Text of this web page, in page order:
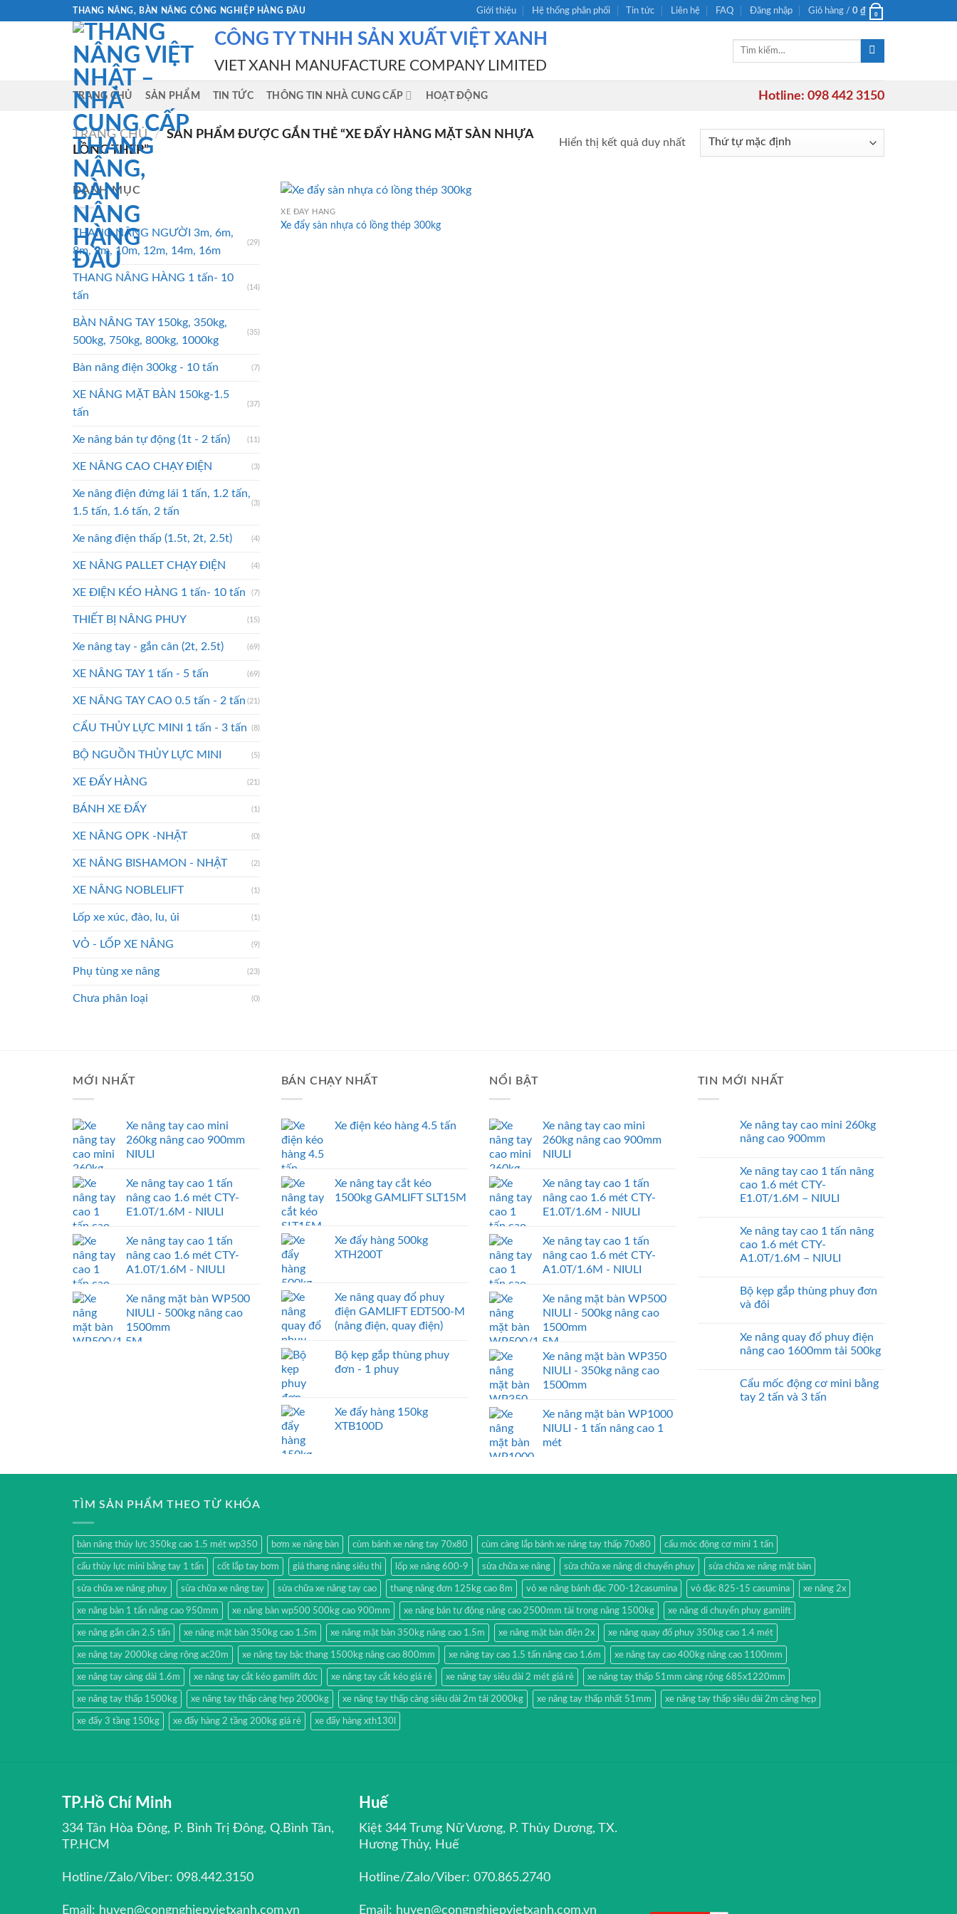
THANG NÂNG, BÀN NÂNG CÔNG NGHIỆP HÀNG ĐẦU Giới thiệu Hệ thống phân phối Tin tức Liên hệ FAQ Đăng nhập Giỏ hàng / 0 ₫ 0
CÔNG TY TNHH SẢN XUẤT VIỆT XANH
VIET XANH MANUFACTURE COMPANY LIMITED
Tìm
TRANG CHỦ SẢN PHẨM TIN TỨC THÔNG TIN NHÀ CUNG CẤP HOẠT ĐỘNG Hotline: 098 442 3150
TRANG CHỦ / SẢN PHẨM ĐƯỢC GẮN THẺ “XE ĐẨY HÀNG MẶT SÀN NHỰA
LỒNG THÉP”
Hiển thị kết quả duy nhất
DANH MỤC
THANG NÂNG NGƯỜI 3m, 6m,
8m, 9m, 10m, 12m, 14m, 16m
(29)
THANG NÂNG HÀNG 1 tấn- 10
tấn
(14)
BÀN NÂNG TAY 150kg, 350kg,
500kg, 750kg, 800kg, 1000kg
(35)
Bàn nâng điện 300kg - 10 tấn (7)
XE NÂNG MẶT BÀN 150kg-1.5
tấn
(37)
Xe nâng bán tự động (1t - 2 tấn) (11)
XE NÂNG CAO CHẠY ĐIỆN (3)
Xe nâng điện đứng lái 1 tấn, 1.2 tấn,
1.5 tấn, 1.6 tấn, 2 tấn
(3)
Xe nâng điện thấp (1.5t, 2t, 2.5t) (4)
XE NÂNG PALLET CHẠY ĐIỆN (4)
XE ĐIỆN KÉO HÀNG 1 tấn- 10 tấn (7)
THIẾT BỊ NÂNG PHUY (15)
Xe nâng tay - gắn cân (2t, 2.5t) (69)
XE NÂNG TAY 1 tấn - 5 tấn (69)
XE NÂNG TAY CAO 0.5 tấn - 2 tấn (21)
CẨU THỦY LỰC MINI 1 tấn - 3 tấn (8)
BỘ NGUỒN THỦY LỰC MINI (5)
XE ĐẨY HÀNG (21)
BÁNH XE ĐẨY (1)
XE NÂNG OPK -NHẬT (0)
XE NÂNG BISHAMON - NHẬT (2)
XE NÂNG NOBLELIFT (1)
Lốp xe xúc, đào, lu, ủi (1)
VỎ - LỐP XE NÂNG (9)
Phụ tùng xe nâng (23)
Chưa phân loại (0)
XE ĐẨY HÀNG
Xe đẩy sàn nhựa có lồng thép 300kg
MỚI NHẤT
Xe nâng tay cao mini
260kg nâng cao 900mm
NIULI
Xe nâng tay cao 1 tấn
nâng cao 1.6 mét CTY-
E1.0T/1.6M - NIULI
Xe nâng tay cao 1 tấn
nâng cao 1.6 mét CTY-
A1.0T/1.6M - NIULI
Xe nâng mặt bàn WP500
NIULI - 500kg nâng cao
1500mm
BÁN CHẠY NHẤT
Xe điện kéo hàng 4.5 tấn
Xe nâng tay cắt kéo
1500kg GAMLIFT SLT15M
Xe đẩy hàng 500kg
XTH200T
Xe nâng quay đổ phuy
điện GAMLIFT EDT500-M
(nâng điện, quay điện)
Bộ kẹp gắp thùng phuy
đơn - 1 phuy
Xe đẩy hàng 150kg
XTB100D
NỔI BẬT
Xe nâng tay cao mini
260kg nâng cao 900mm
NIULI
Xe nâng tay cao 1 tấn
nâng cao 1.6 mét CTY-
E1.0T/1.6M - NIULI
Xe nâng tay cao 1 tấn
nâng cao 1.6 mét CTY-
A1.0T/1.6M - NIULI
Xe nâng mặt bàn WP500
NIULI - 500kg nâng cao
1500mm
Xe nâng mặt bàn WP350
NIULI - 350kg nâng cao
1500mm
Xe nâng mặt bàn WP1000
NIULI - 1 tấn nâng cao 1
mét
TIN MỚI NHẤT
Xe nâng tay cao mini 260kg
nâng cao 900mm
Xe nâng tay cao 1 tấn nâng
cao 1.6 mét CTY-
E1.0T/1.6M – NIULI
Xe nâng tay cao 1 tấn nâng
cao 1.6 mét CTY-
A1.0T/1.6M – NIULI
Bộ kẹp gắp thùng phuy đơn
và đôi
Xe nâng quay đổ phuy điện
nâng cao 1600mm tải 500kg
Cẩu mốc động cơ mini bằng
tay 2 tấn và 3 tấn
TÌM SẢN PHẨM THEO TỪ KHÓA
bàn nâng thủy lực 350kg cao 1.5 mét wp350 bơm xe nâng bàn cùm bánh xe nâng tay 70x80 cùm càng lắp bánh xe nâng tay thấp 70x80 cẩu móc động cơ mini 1 tấn
cẩu thủy lực mini bằng tay 1 tấn cốt lắp tay bơm giá thang nâng siêu thị lốp xe nâng 600-9 sửa chữa xe nâng sửa chữa xe nâng di chuyển phuy sửa chữa xe nâng mặt bàn
sửa chữa xe nâng phuy sửa chữa xe nâng tay sửa chữa xe nâng tay cao thang nâng đơn 125kg cao 8m vỏ xe nâng bánh đặc 700-12casumina vỏ đặc 825-15 casumina xe nâng 2x
xe nâng bàn 1 tấn nâng cao 950mm xe nâng bàn wp500 500kg cao 900mm xe nâng bán tự động nâng cao 2500mm tải trọng nâng 1500kg xe nâng di chuyển phuy gamlift
xe nâng gắn cân 2.5 tấn xe nâng mặt bàn 350kg cao 1.5m xe nâng mặt bàn 350kg nâng cao 1.5m xe nâng mặt bàn điện 2x xe nâng quay đổ phuy 350kg cao 1.4 mét
xe nâng tay 2000kg càng rộng ac20m xe nâng tay bậc thang 1500kg nâng cao 800mm xe nâng tay cao 1.5 tấn nâng cao 1.6m xe nâng tay cao 400kg nâng cao 1100mm
xe nâng tay càng dài 1.6m xe nâng tay cắt kéo gamlift đức xe nâng tay cắt kéo giá rẻ xe nâng tay siêu dài 2 mét giá rẻ xe nâng tay thấp 51mm càng rộng 685x1220mm
xe nâng tay thấp 1500kg xe nâng tay thấp càng hẹp 2000kg xe nâng tay thấp càng siêu dài 2m tải 2000kg xe nâng tay thấp nhất 51mm xe nâng tay thấp siêu dài 2m càng hẹp
xe đẩy 3 tầng 150kg xe đẩy hàng 2 tầng 200kg giá rẻ xe đẩy hàng xth130l
TP.Hồ Chí Minh
334 Tân Hòa Đông, P. Bình Trị Đông, Q.Bình Tân,
TP.HCM
Hotline/Zalo/Viber: 098.442.3150
Email: huyen@congnghiepvietxanh.com.vn
Huế
Kiệt 344 Trưng Nữ Vương, P. Thủy Dương, TX.
Hương Thủy, Huế
Hotline/Zalo/Viber: 070.865.2740
Email: huyen@congnghiepvietxanh.com.vn